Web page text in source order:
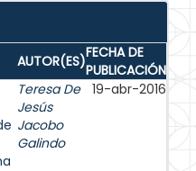
AUTOR(ES)FECHA DE
PUBLICACIÓN
Teresa De
Jesús
Jacobo
Galindo
19-abr-2016